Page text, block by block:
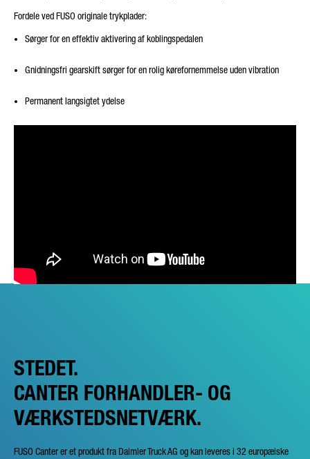
Fordele ved FUSO originale trykplader:
Sørger for en effektiv aktivering af koblingspedalen
Gnidningsfri gearskift sørger for en rolig kørefornemmelse uden vibration
Permanent langsigtet ydelse
STEDET.
CANTER FORHANDLER- OG
VÆRKSTEDSNETVÆRK.
FUSO Canter er et produkt fra Daimler Truck AG og kan leveres i 32 europæiske